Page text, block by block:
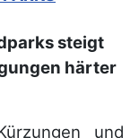
steigt
härter
und